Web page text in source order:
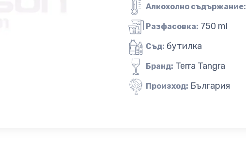
Алкохолно съдържание:
Разфасовка: 750 ml
Съд: бутилка
Бранд: Terra Tangra
Произход: България